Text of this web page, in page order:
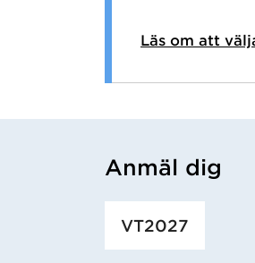
Läs om att
Anmäl dig
VT2027